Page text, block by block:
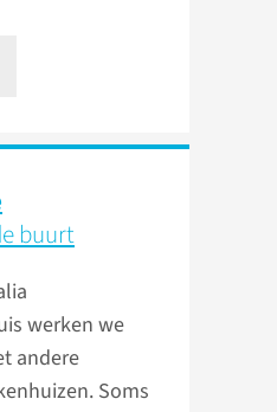
buurt
werken we
andere
Soms